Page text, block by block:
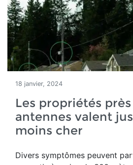
18 janvier, 2024
Les propriétés
antennes valent
moins cher
Divers symptômes peuvent